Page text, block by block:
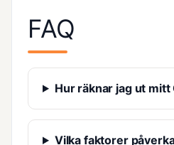
FAQ
Hur räknar jag ut mitt
Vilka faktorer